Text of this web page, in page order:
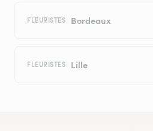
FLEURISTES Bordeaux
FLEURISTES Lille